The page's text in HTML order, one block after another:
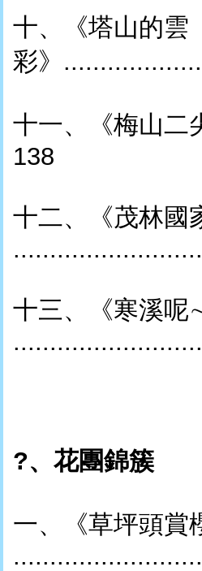
十、《塔山的雲
彩》
十一、《梅山
138
十二、《茂林國
十三、《寒溪呢
?、花團錦簇
一、《草坪頭賞